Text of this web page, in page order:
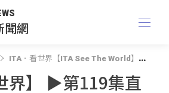
聞網
ITA．看世界【ITA See The World】
界】 ▶️第119集直